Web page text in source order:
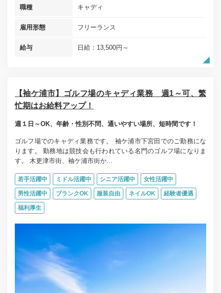
職種 キャディ
雇用形態 フリーランス
給与 日給：13,500円～
【袖ケ浦市】ゴルフ場のキャディ業務 週1～可、繁
忙期はお給料アップ！
週１日～OK、年齢・性別不問、通いやすい場所、短時間です！
ゴルフ場でのキャディ業務です。 袖ケ浦市下宮田でのご勤務にな
ります。 勤務地は競技会も行われている名門のゴルフ場になりま
す。 木更津市街、袖ケ浦市街か...
若手活躍中 ミドル活躍中 シニア活躍中 女性活躍中
男性活躍中 ブランクOK 服装自由 ネイルOK 経験者優遇
福利厚生